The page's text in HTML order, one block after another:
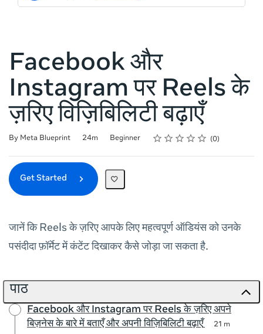
Facebook और
Instagram पर Reels के
ज़रिए विज़िबिलिटी बढ़ाएँ
By Meta Blueprint
Duration 24m
Difficulty Beginner Rating
1 star
2 stars
3 stars
4 stars
5 stars
Average rating: 0 0
No reviews
Get Started
जानें कि Reels के ज़रिए आपके लिए महत्वपूर्ण ऑडियंस को उनके
पसंदीदा फ़ॉर्मेट में कंटेंट दिखाकर कैसे जोड़ा जा सकता है.
पाठ
Facebook और Instagram पर Reels के ज़रिए अपने
बिज़नेस के बारे में बताएँ और अपनी विज़िबिलिटी बढ़ाएँ
21 m